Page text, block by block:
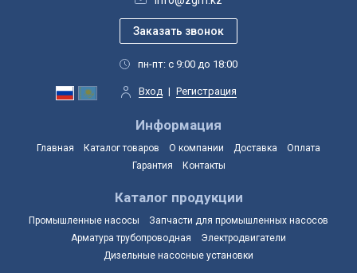
пн-пт: с 9:00 до 18:00
Вход | Регистрация
Информация
Главная Каталог товаров О компании Доставка
Оплата
Гарантия
Контакты
Каталог продукции
Промышленные насосы
Запчасти для промышленных насосов
Арматура трубопроводная
Электродвигатели
Дизельные насосные установки